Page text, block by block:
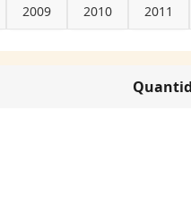
2009 2010 2011